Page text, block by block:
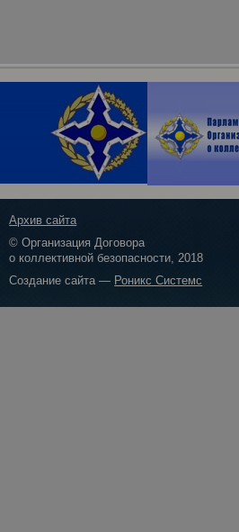
Архив сайта
© Организация Договора
о коллективной безопасности, 2018
Создание сайта — Роникс Системс